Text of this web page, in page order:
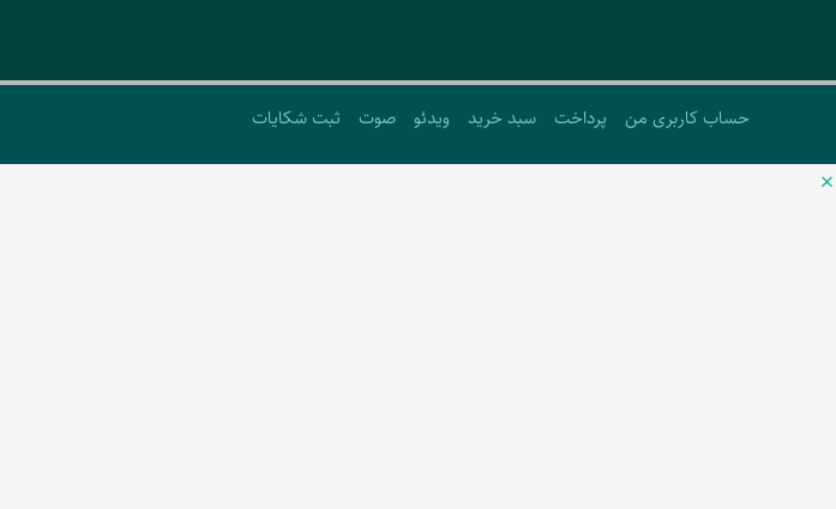
حساب کاربری من پرداخت سبد خرید ویدئو صوت ثبت شکایات